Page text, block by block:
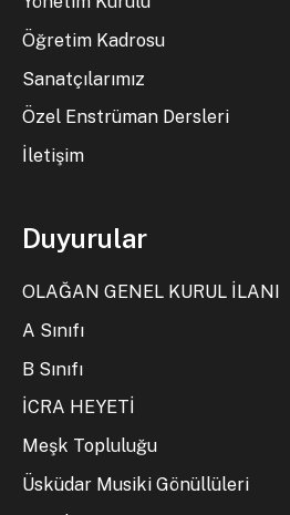
Öğretim Kadrosu
Sanatçılarımız
Özel Enstrüman Dersleri
İletişim
Duyurular
OLAĞAN GENEL KURUL İLANI
A Sınıfı
B Sınıfı
İCRA HEYETİ
Meşk Topluluğu
Üsküdar Musiki Gönüllüleri